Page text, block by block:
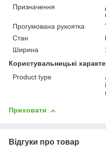
Призначення
Прогумована рукоятка
Стан
Ширина
Користувальницькі
Product type
Приховати
Відгуки про товар